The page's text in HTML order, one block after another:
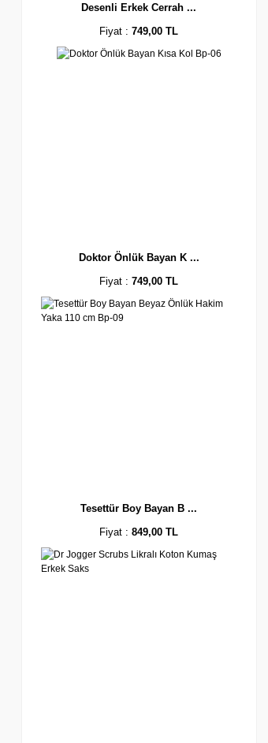
Desenli Erkek Cerrah ...
Fiyat :749,00 TL
Doktor Önlük Bayan K ...
Fiyat :749,00 TL
Tesettür Boy Bayan B ...
Fiyat :849,00 TL